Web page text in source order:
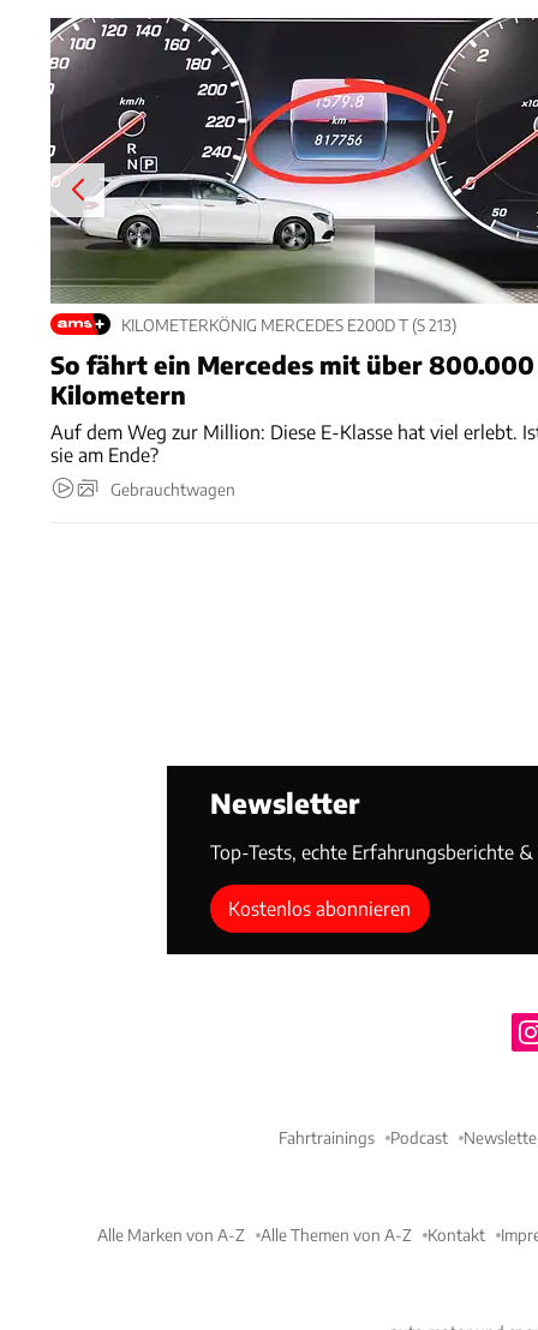
KILOMETERKÖNIG MERCEDES E200D T (S 213)
So fährt ein Mercedes mit über 800.000
Kilometern
Auf dem Weg zur Million: Diese E-Klasse hat viel erlebt.
sie am Ende?
Gebrauchtwagen
Newsletter
Top-Tests, echte Erfahrungsberichte
Kostenlos abonnieren
Fahrtrainings Podcast
Alle Marken von A-Z Alle Themen von A-Z Kontakt